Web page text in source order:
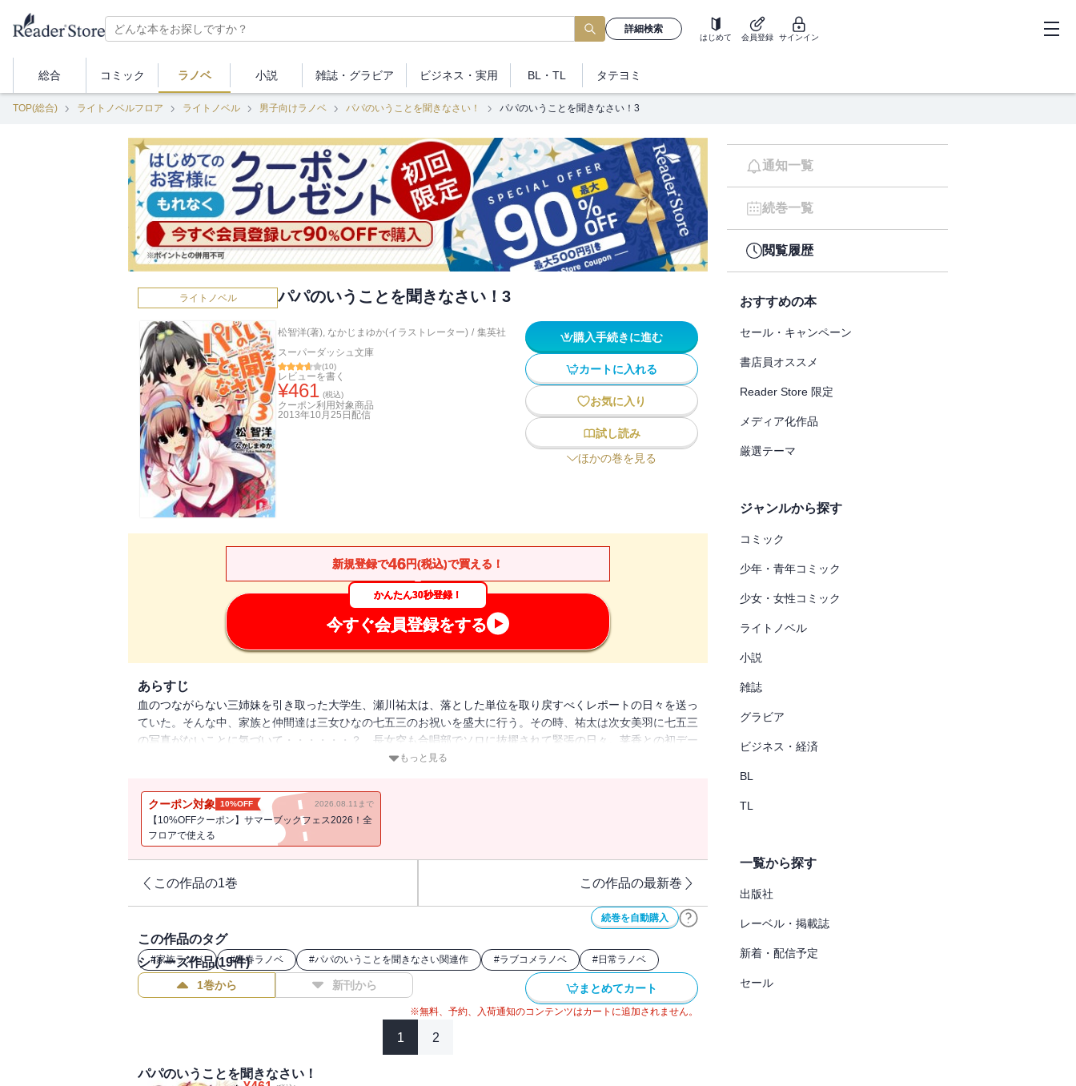
詳細検索
はじめて 会員登録 サインイン
総合 コミック ラノベ 小説 雑誌・ グラビア ビジネス ・実用 BL・TL タテヨミ
TOP(総合) ライトノベルフロア ライトノベル 男子向けラノベ パパのいうことを聞きなさい！ パパのいうことを聞きなさい！3
ライトノベル パパのいうことを聞きなさい！3
松智洋(著), なかじまゆか(イラストレーター) / 集英社
スーパーダッシュ文庫
(10)
レビューを書く
¥461 (税込)
クーポン利用対象商品
2013年10月25日 配信
購入手続きに進む
カートに入れる
お気に入り
試し読み
ほかの巻を見る
新規登録で46円(税込)で買える！
かんたん30秒登録！
今すぐ会員登録をする
あらすじ
血のつながらない三姉妹を引き取った大学生、瀬川祐太は、落とした単位を取り戻すべくレポートの日々を送っ
ていた。そんな中、家族と仲間達は三女ひなの七五三のお祝いを盛大に行う。その時、祐太は次女美羽に七五三
の写真がないことに気づいて・・・・・・？ 長女空も合唱部でソロに抜擢されて緊張の日々。莱香との初デー
トをすることになる祐太に春が？ 近づくクリスマスに姉妹と新米パパの気持ちは微妙にすれ違い伯母さんも交
もっと見る
クーポン対象 10%OFF 2026.08.11まで
【10%OFFクーポン】サマーブックフェス2026！全
フロアで使える
この作品の1巻 この作品の最新巻
続巻を自動購入
この作品のタグ
#家族ラノベ #青春ラノベ #パパのいうことを聞きなさい関連作 #ラブコメラノベ #日常ラノベ
シリーズ作品(19件)
1巻から 新刊から まとめてカート
※無料、予約、入荷通知のコンテンツはカートに追加されません。
1 2
パパのいうことを聞きなさい！
通知一覧
続巻一覧
閲覧履歴
おすすめの本
セール・キャンペーン
書店員オススメ
Reader Store 限定
メディア化作品
厳選テーマ
ジャンルから探す
コミック
少年・青年コミック
少女・女性コミック
ライトノベル
小説
雑誌
グラビア
ビジネス・経済
BL
TL
一覧から探す
出版社
レーベル・掲載誌
新着・配信予定
セール